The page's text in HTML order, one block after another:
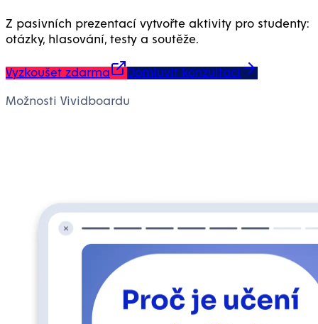
Z pasivních prezentací vytvořte aktivity pro studenty:
otázky, hlasování, testy a soutěže.
Vyzkoušet zdarma Domluvit konzultaci
Možnosti Vividboardu